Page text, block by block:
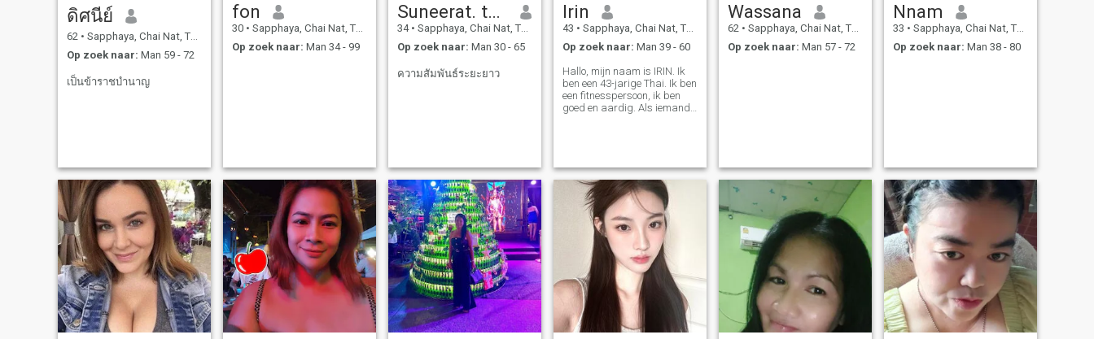
ดิศนีย์
62 • Sapphaya, Chai Nat, Thailand
Op zoek naar: Man 59 - 72
เป็นข้าราชบำนาญ
fon
30 • Sapphaya, Chai Nat, Thailand
Op zoek naar: Man 34 - 99
Suneerat. thapngoen
34 • Sapphaya, Chai Nat, Thailand
Op zoek naar: Man 30 - 65
ความสัมพันธ์ระยะยาว
Irin
43 • Sapphaya, Chai Nat, Thailand
Op zoek naar: Man 39 - 60
Hallo, mijn naam is IRIN. Ik
ben een 43-jarige Thai. Ik ben
een fitnesspersoon, ik ben
goed en aardig. Als iemand
Wassana
62 • Sapphaya, Chai Nat, Thailand
Op zoek naar: Man 57 - 72
Nnam
33 • Sapphaya, Chai Nat, Thailand
Op zoek naar: Man 38 - 80